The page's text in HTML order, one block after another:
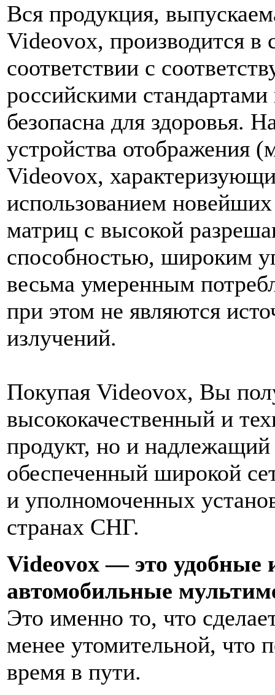
Вся продукция,
Videovox, производится в
соответствии с
российскими
безопасна для здоровья.
устройства отображения
Videovox,
использованием
матриц с высокой
способностью, широким
весьма умеренным
при этом не являются
излучений.
Покупая Videovox, Вы
высококачественный и
продукт, но и надлежащий
обеспеченный широкой
и уполномоченных
странах СНГ.
Videovox — это удобные
автомобильные
Это именно то, что
менее утомительной, что
время в пути.